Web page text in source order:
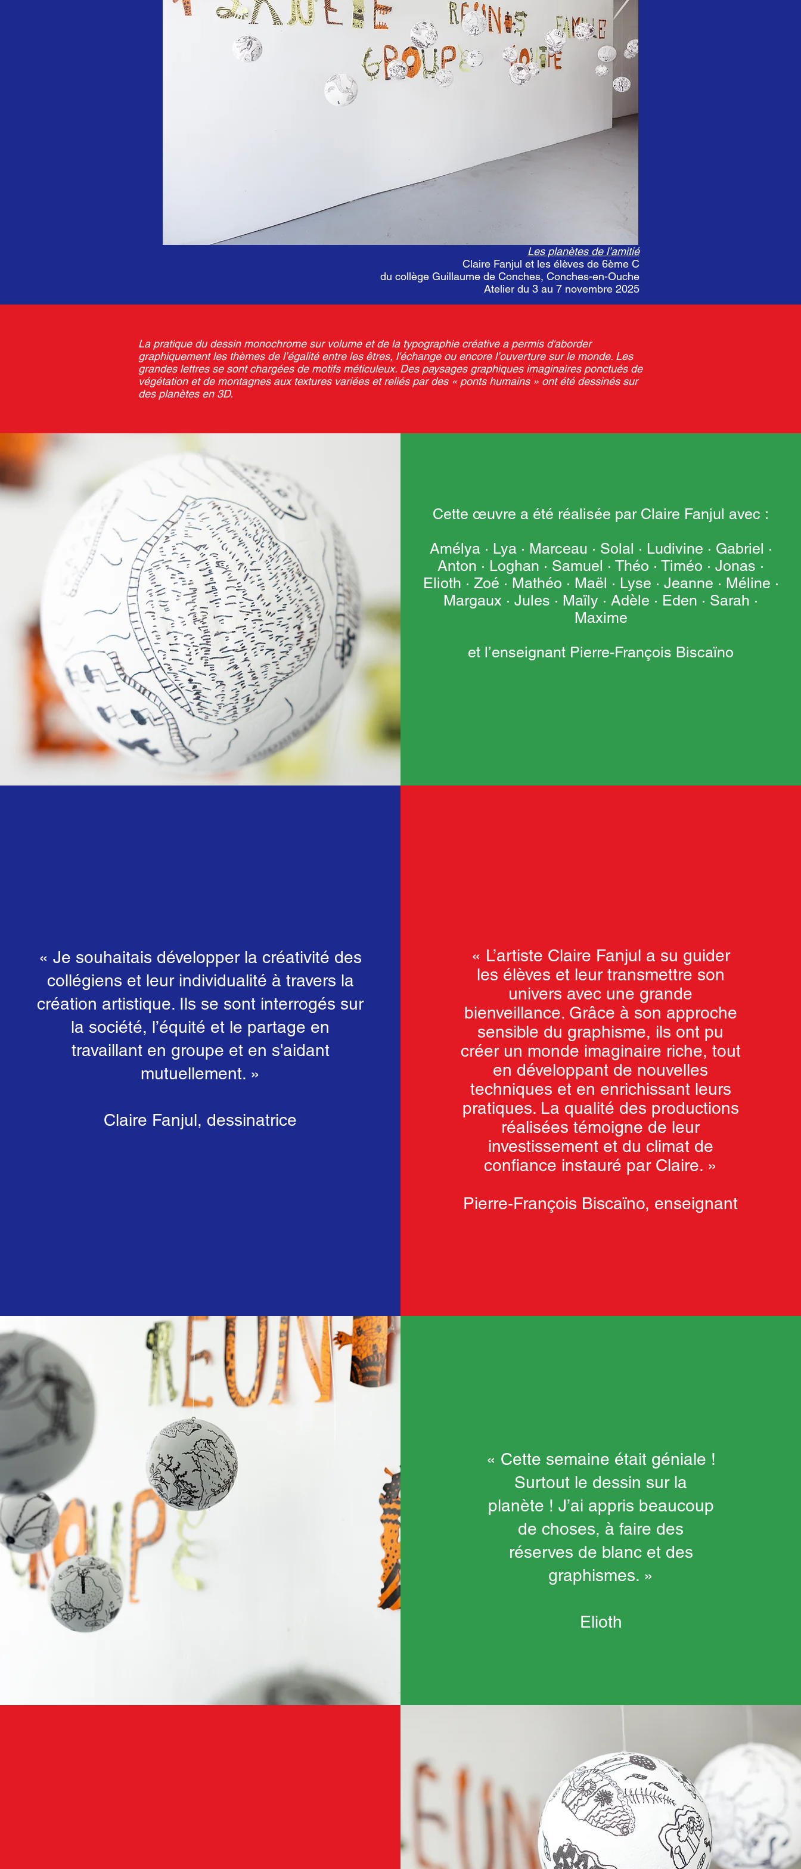
Les planètes de l’amitié
Claire Fanjul et les élèves de 6ème C
du collège Guillaume de Conches, Conches-en-Ouche
Atelier du 3 au 7 novembre 2025
La pratique du dessin monochrome sur volume et de la typographie créative a permis d'aborder
graphiquement les thèmes de l’égalité entre les êtres, l'échange ou encore l’ouverture sur le monde. Les
grandes lettres se sont chargées de motifs méticuleux. Des paysages graphiques imaginaires ponctués de
végétation et de montagnes aux textures variées et reliés par des « ponts humains » ont été dessinés sur
des planètes en 3D.
Cette œuvre a été réalisée par Claire Fanjul avec :
Amélya · Lya · Marceau · Solal · Ludivine · Gabriel ·
Anton · Loghan · Samuel · Théo · Timéo · Jonas ·
Elioth · Zoé · Mathéo · Maël · Lyse · Jeanne · Méline ·
Margaux · Jules · Maïly · Adèle · Eden · Sarah ·
Maxime
et l’enseignant Pierre-François Biscaïno
« Je souhaitais développer la créativité des
collégiens et leur individualité à travers la
création artistique. Ils se sont interrogés sur
la société, l’équité et le partage en
travaillant en groupe et en s'aidant
mutuellement. »
Claire Fanjul, dessinatrice
« L’artiste Claire Fanjul a su guider
les élèves et leur transmettre son
univers avec une grande
bienveillance. Grâce à son approche
sensible du graphisme, ils ont pu
créer un monde imaginaire riche, tout
en développant de nouvelles
techniques et en enrichissant leurs
pratiques. La qualité des productions
réalisées témoigne de leur
investissement et du climat de
confiance instauré par Claire. »
Pierre-François Biscaïno, enseignant
« Cette semaine était géniale !
Surtout le dessin sur la
planète ! J’ai appris beaucoup
de choses, à faire des
réserves de blanc et des
graphismes. »
Elioth